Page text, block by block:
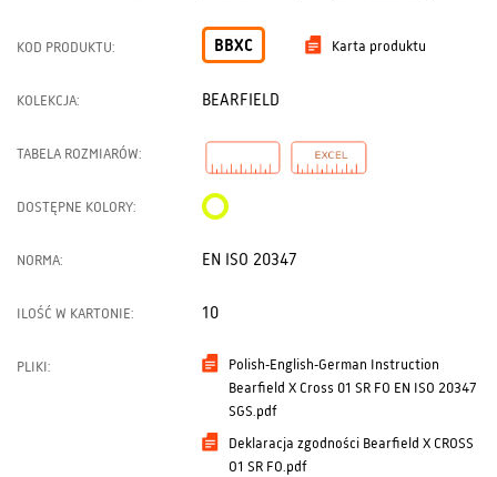
KOD PRODUKTU: BBXC Karta produktu
KOLEKCJA: BEARFIELD
TABELA ROZMIARÓW:
DOSTĘPNE KOLORY:
NORMA: EN ISO 20347
ILOŚĆ W KARTONIE: 10
PLIKI:
Polish-English-German Instruction
Bearfield X Cross 01 SR FO EN ISO 20347
SGS.pdf
Deklaracja zgodności Bearfield X CROSS
O1 SR FO.pdf